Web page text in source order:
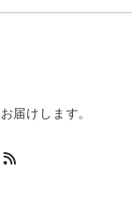
届けします。